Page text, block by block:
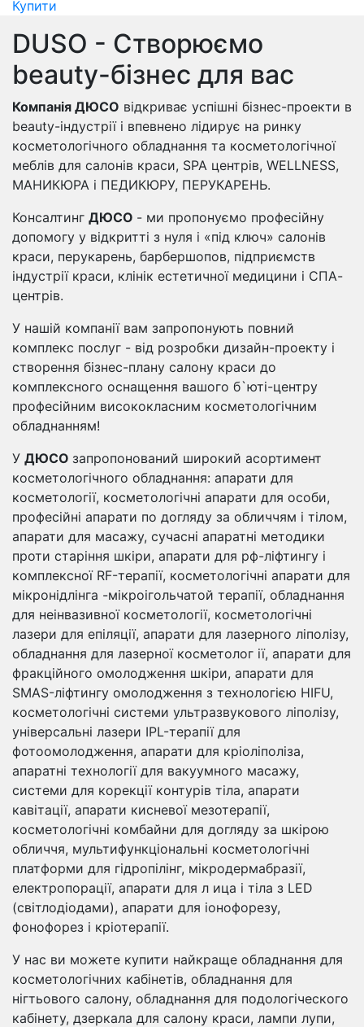
Купити
DUSO - Створюємо
beauty-бізнес для вас
Компанія ДЮСО відкриває успішні бізнес-проекти в
beauty-індустрії і впевнено лідирує на ринку
косметологічного обладнання та косметологічної
меблів для салонів краси, SPA центрів, WELLNESS,
МАНИКЮРА і ПЕДИКЮРУ, ПЕРУКАРЕНЬ.
Консалтинг ДЮСО - ми пропонуємо професійну
допомогу у відкритті з нуля і «під ключ» салонів
краси, перукарень, барбершопов, підприємств
індустрії краси, клінік естетичної медицини і СПА-
центрів.
У нашій компанії вам запропонують повний
комплекс послуг - від розробки дизайн-проекту і
створення бізнес-плану салону краси до
комплексного оснащення вашого б`юті-центру
професійним висококласним косметологічним
обладнанням!
У ДЮСО запропонований широкий асортимент
косметологічного обладнання: апарати для
косметології, косметологічні апарати для особи,
професійні апарати по догляду за обличчям і тілом,
апарати для масажу, сучасні апаратні методики
проти старіння шкіри, апарати для рф-ліфтингу і
комплексної RF-терапії, косметологічні апарати для
мікронідлінга -мікроігольчатой ​​терапії, обладнання
для неінвазивної косметології, косметологічні
лазери для епіляції, апарати для лазерного ліполізу,
обладнання для лазерної косметолог ії, апарати для
фракційного омолодження шкіри, апарати для
SMAS-ліфтингу омолодження з технологією HIFU,
косметологічні системи ультразвукового ліполізу,
універсальні лазери IPL-терапії для
фотоомолодження, апарати для кріоліполіза,
апаратні технології для вакуумного масажу,
системи для корекції контурів тіла, апарати
кавітації, апарати кисневої мезотерапії,
косметологічні комбайни для догляду за шкірою
обличчя, мультифункціональні косметологічні
платформи для гідропілінг, мікродермабразії,
електропорації, апарати для л ица і тіла з LED
(світлодіодами), апарати для іонофорезу,
фонофорез і кріотерапії.
У нас ви можете купити найкраще обладнання для
косметологічних кабінетів, обладнання для
нігтьового салону, обладнання для подологіческого
кабінету, дзеркала для салону краси, лампи лупи,